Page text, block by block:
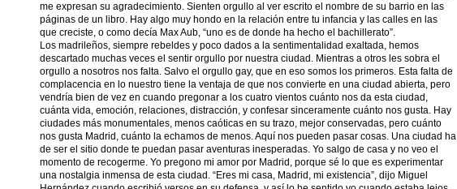
me expresan su agradecimiento. Sienten orgullo al ver escrito el nombre de su barrio en las
páginas de un libro. Hay algo muy hondo en la relación entre tu infancia y las calles en las
que creciste, o como decía Max Aub, “uno es de donde ha hecho el bachillerato”.
Los madrileños, siempre rebeldes y poco dados a la sentimentalidad exaltada, hemos
descartado muchas veces el sentir orgullo por nuestra ciudad. Mientras a otros les sobra el
orgullo a nosotros nos falta. Salvo el orgullo gay, que en eso somos los primeros. Esta falta de
complacencia en lo nuestro tiene la ventaja de que nos convierte en una ciudad abierta, pero
vendría bien de vez en cuando pregonar a los cuatro vientos cuánto nos da esta ciudad,
cuánta vida, emoción, relaciones, distracción, y confesar sinceramente cuánto nos gusta. Hay
ciudades más monumentales, menos caóticas en su trazo, mejor conservadas, pero cuánto
nos gusta Madrid, cuánto la echamos de menos. Aquí nos pueden pasar cosas. Una ciudad ha
de ser el sitio donde te puedan pasar aventuras inesperadas. Yo salgo de casa y no veo el
momento de recogerme. Yo pregono mi amor por Madrid, porque sé lo que es experimentar
una nostalgia inmensa de esta ciudad. “Eres mi casa, Madrid, mi existencia”, dijo Miguel